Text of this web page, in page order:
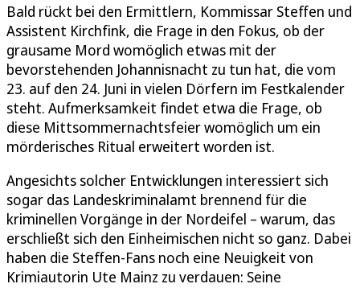
Bald rückt bei den Ermittlern, Kommissar Steffen und
Assistent Kirchfink, die Frage in den Fokus, ob der
grausame Mord womöglich etwas mit der
bevorstehenden Johannisnacht zu tun hat, die vom
23. auf den 24. Juni in vielen Dörfern im Festkalender
steht. Aufmerksamkeit findet etwa die Frage, ob
diese Mittsommernachtsfeier womöglich um ein
mörderisches Ritual erweitert worden ist.
Angesichts solcher Entwicklungen interessiert sich
sogar das Landeskriminalamt brennend für die
kriminellen Vorgänge in der Nordeifel – warum, das
erschließt sich den Einheimischen nicht so ganz. Dabei
haben die Steffen-Fans noch eine Neuigkeit von
Krimiautorin Ute Mainz zu verdauen: Seine